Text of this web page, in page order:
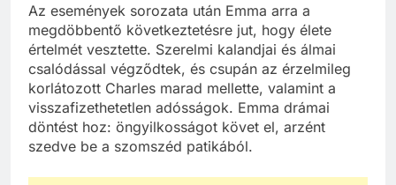
Az események sorozata után Emma arra a
megdöbbentő következtetésre jut, hogy élete
értelmét vesztette. Szerelmi kalandjai és álmai
csalódással végződtek, és csupán az érzelmileg
korlátozott Charles marad mellette, valamint a
visszafizethetetlen adósságok. Emma drámai
döntést hoz: öngyilkosságot követ el, arzént
szedve be a szomszéd patikából.